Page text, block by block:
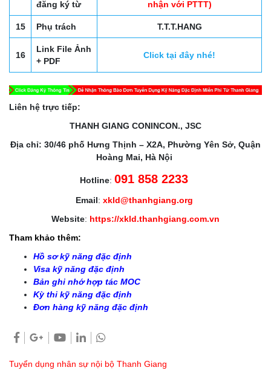
đăng ký từ nhận với PTTT)
15 Phụ trách T.T.T.HANG
16
Link File Ảnh
+ PDF
Click tại đây nhé!
Liên hệ trực tiếp:
THANH GIANG CONINCON., JSC
Địa chỉ: 30/46 phố Hưng Thịnh – X2A, Phường Yên Sở, Quận
Hoàng Mai, Hà Nội
Hotline: 091 858 2233
Email: xkld@thanhgiang.org
Website: https://xkld.thanhgiang.com.vn
Tham khảo thêm:
Hồ sơ kỹ năng đặc định
Visa kỹ năng đặc định
Bản ghi nhớ hợp tác MOC
Kỳ thi kỹ năng đặc định
Đơn hàng kỹ năng đặc định
Tuyển dụng nhân sự nội bộ Thanh Giang